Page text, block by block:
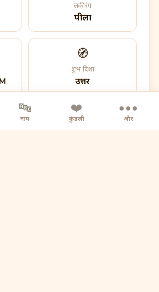
लकी रंग
पीला
🧭
शुभ दिशा
उत्तर
🔤
नाम
❤️
कुंडली
•••
और